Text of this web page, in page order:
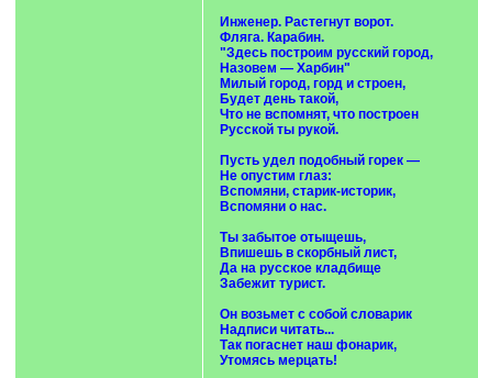
Инженер. Растегнут ворот.
Фляга. Карабин.
"Здесь построим русский город,
Назовем — Харбин"
Милый город, горд и строен,
Будет день такой,
Что не вспомнят, что построен
Русской ты рукой.
Пусть удел подобный горек —
Не опустим глаз:
Вспомяни, старик-историк,
Вспомяни о нас.
Ты забытое отыщешь,
Впишешь в скорбный лист,
Да на русское кладбище
Забежит турист.
Он возьмет с собой словарик
Надписи читать...
Так погаснет наш фонарик,
Утомясь мерцать!